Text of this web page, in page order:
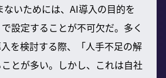
ないためには、AI導入の目的を
で設定することが不可欠だ。多く
を検討する際、「人手不足の解
とが多い。しかし、これは自社